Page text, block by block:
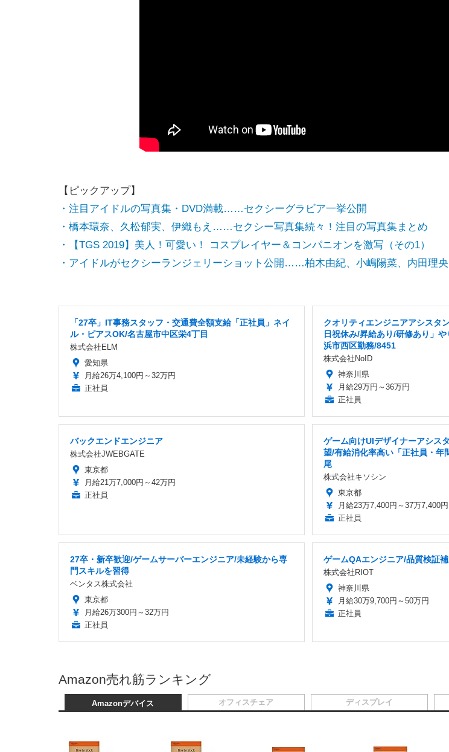
【ピックアップ】
・注目アイドルの写真集・DVD満載……セクシーグラビア一挙公開
・橋本環奈、久松郁実、伊織もえ……セクシー写真集続々！注目の写真集まとめ
・【TGS 2019】美人！可愛い！ コスプレイヤー＆コンパニオンを激写（その1）
・アイドルがセクシーランジェリーショット公開……柏木由紀、小嶋陽菜、内田理央
「27卒」IT事務スタッフ・交通費全額支給「正社員」ネイ
ル・ピアスOK/名古屋市中区栄4丁目
株式会社ELM
愛知県
月給26万4,100円～32万円
正社員
クオリティエンジニアアシスタ
日祝休み/昇給あり/研修あり」
浜市西区勤務/8451
株式会社NoID
神奈川県
月給29万円～36万円
正社員
バックエンドエンジニア
株式会社JWEBGATE
東京都
月給21万7,000円～42万円
正社員
ゲーム向けUIデザイナーアシス
望/有給消化率高い「正社員・年
尾
株式会社キソシン
東京都
月給23万7,400円～37万7,400円
正社員
27卒・新卒歓迎/ゲームサーバーエンジニア/未経験から専
門スキルを習得
ベンタス株式会社
東京都
月給26万300円～32万円
正社員
ゲームQAエンジニア/品質検証
株式会社RIOT
神奈川県
月給30万9,700円～50万円
正社員
Amazon売れ筋ランキング
Amazonデバイス オフィスチェア ディスプレイ